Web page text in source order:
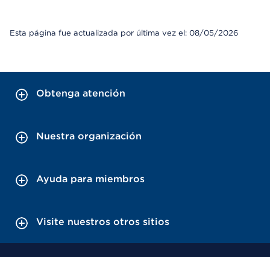
Esta página fue actualizada por última vez el: 08/05/2026
Obtenga atención
Nuestra organización
Ayuda para miembros
Visite nuestros otros sitios